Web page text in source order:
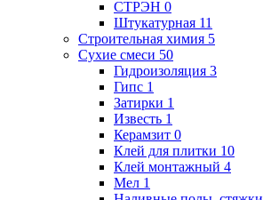
СТРЭН 0
Штукатурная 11
Строительная химия 5
Сухие смеси 50
Гидроизоляция 3
Гипс 1
Затирки 1
Известь 1
Керамзит 0
Клей для плитки 10
Клей монтажный 4
Мел 1